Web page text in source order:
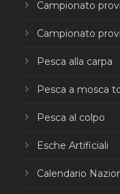
Campionato
Campionato
Pesca alla carpa
Pesca a mosca
Pesca al colpo
Esche Artificiali
Calendario